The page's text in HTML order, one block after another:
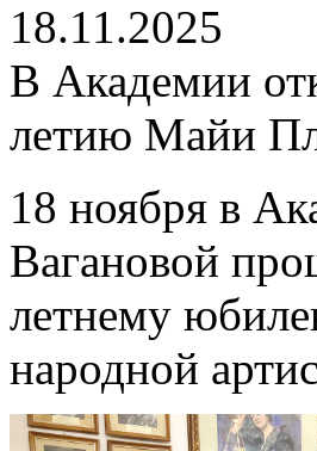
18.11.2025
В Академии
летию Майи
18 ноября в
Вагановой
летнему
народной